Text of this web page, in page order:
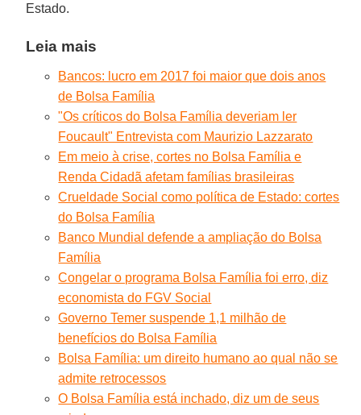
Estado.
Leia mais
Bancos: lucro em 2017 foi maior que dois anos
de Bolsa Família
"Os críticos do Bolsa Família deveriam ler
Foucault" Entrevista com Maurizio Lazzarato
Em meio à crise, cortes no Bolsa Família e
Renda Cidadã afetam famílias brasileiras
Crueldade Social como política de Estado: cortes
do Bolsa Família
Banco Mundial defende a ampliação do Bolsa
Família
Congelar o programa Bolsa Família foi erro, diz
economista do FGV Social
Governo Temer suspende 1,1 milhão de
benefícios do Bolsa Família
Bolsa Família: um direito humano ao qual não se
admite retrocessos
O Bolsa Família está inchado, diz um de seus